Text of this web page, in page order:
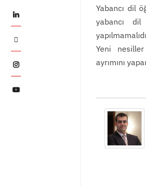
LinkedIn
Twitter
Instagram
YouTube
Yabancı dil
yabancı
Yeni
ayrımını